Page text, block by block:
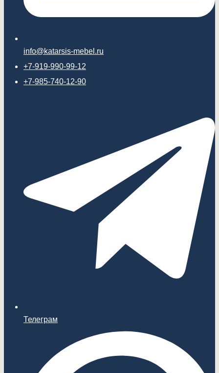
info@katarsis-mebel.ru
+7-919-990-99-12
+7-985-740-12-90
Телеграм